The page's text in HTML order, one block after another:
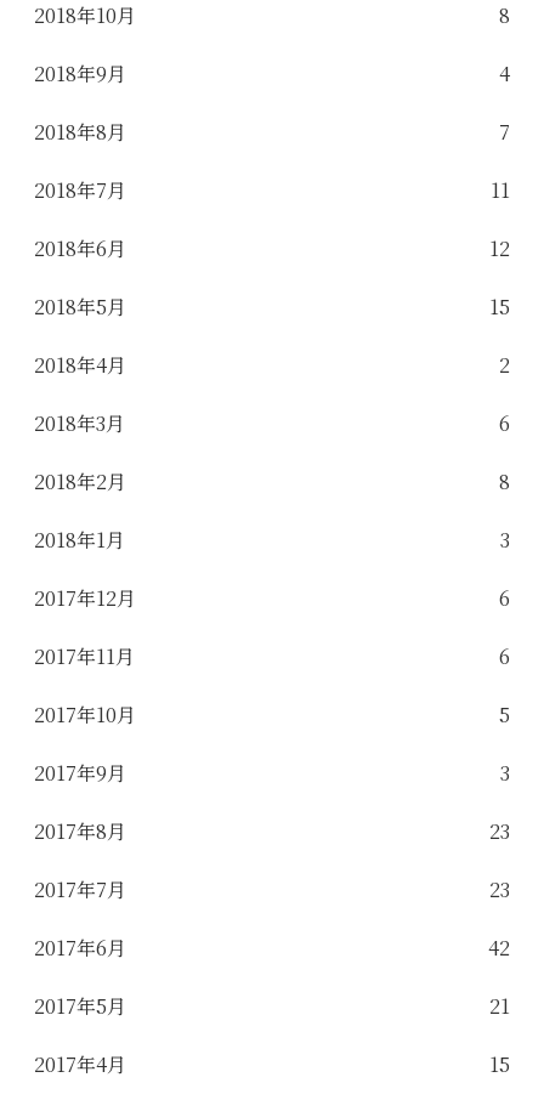
2018年10月 8
2018年9月 4
2018年8月 7
2018年7月 11
2018年6月 12
2018年5月 15
2018年4月 2
2018年3月 6
2018年2月 8
2018年1月 3
2017年12月 6
2017年11月 6
2017年10月 5
2017年9月 3
2017年8月 23
2017年7月 23
2017年6月 42
2017年5月 21
2017年4月 15